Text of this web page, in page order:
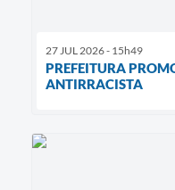
27 JUL 2026 - 15h49
PREFEITURA
ANTIRRACISTA